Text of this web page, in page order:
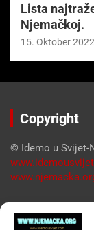
Lista
Njemačkoj.
15. Oktober 2022
Copyright
© Idemo u Svijet-
Pregled